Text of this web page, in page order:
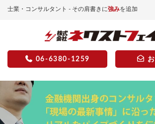
士業・コンサルタント - その肩書きに強みを追加
06-6380-1259